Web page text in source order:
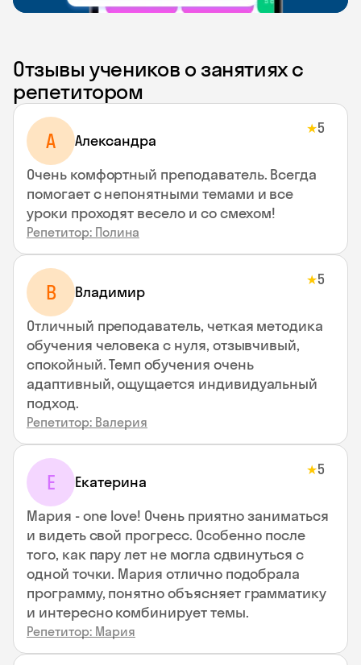
Отзывы учеников о занятиях с
репетитором
A Aлександра
★5
Очень комфортный преподаватель. Всегда
помогает с непонятными темами и все
уроки проходят весело и со смехом!
Репетитор: Полина
В Владимир
★5
Отличный преподаватель, четкая методика
обучения человека с нуля, отзывчивый,
спокойный. Темп обучения очень
адаптивный, ощущается индивидуальный
подход.
Репетитор: Валерия
Е Екатерина
★5
Мария - one love! Очень приятно заниматься
и видеть свой прогресс. Особенно после
того, как пару лет не могла сдвинуться с
одной точки. Мария отлично подобрала
программу, понятно объясняет грамматику
и интересно комбинирует темы.
Репетитор: Мария